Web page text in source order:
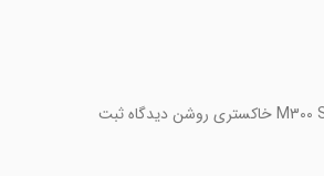
شما می‌توانید اولین نفری باشید که درباره ماوس بی سیم رپو مدل M300 Silent خاکستری روشن دیدگاه ثبت